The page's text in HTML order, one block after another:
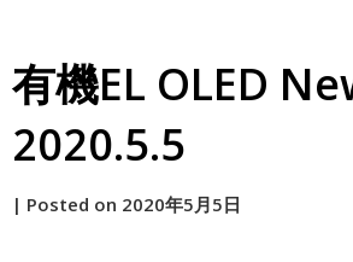
有機EL OLED
2020.5.5
by
| Posted on 2020年5月5日